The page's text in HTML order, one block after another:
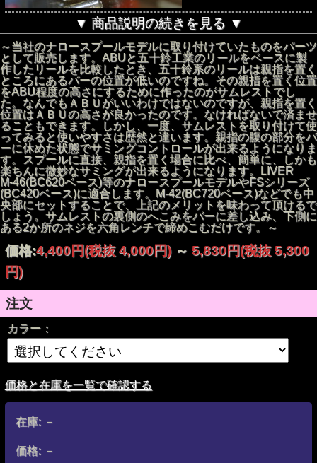
左画像サムレスト装着前、右画像サムレスト装着図 ※参考
リール Isuzu co. BC-620SSS
ブライトリバー オリジナルリールパーツ・サムレスト
30.5㍉ｘ12.0㍉
細かい糸筋柄が施されたミリオン（百万）スレッド（糸）
verも追加登場
▼ 商品説明の続きを見る ▼
～当社のナロースプールモデルに取り付けていたものをパーツ
として販売します。ABUと五十鈴工業のリールをベースに製
作したリールを比較したとき、五十鈴系のリールは親指を置く
ところにあるバーの位置が低いのですね。その親指を置く位置
をABU程度の高さにするために作ったのがサムレストでし
た。なんでもＡＢＵがいいわけではないのですが、親指を置く
位置はＡＢＵの高さが良かったのです。なければないで済ませ
ることもできます。しかし、一度、サムレストを取り付けて使
ってみると使いやすさは歴然と違います。親指の腹の部分をバ
ーに休めた状態でサミングコントロールが出来るようになりま
す。スプールに直接、親指を置く場合に比べ、簡単に、しかも
楽ちんに微妙なサミングが出来るようになります。LIVER
M-46(BC620ベース)等のナロースプールモデルやFSシリーズ
(BC420ベース)に適合します。M-42(BC720ベース)などでも中
央部にセットすることで、上記のメリットを味わって頂けるで
しょう。サムレストの裏側のへこみをバーに差し込み、下側に
ある2か所のネジを六角レンチで締めこむだけです。～
価格:4,400円(税抜 4,000円) ～ 5,830円(税抜 5,300
円)
注文
カラー：
価格と在庫を一覧で確認する
在庫: －
価格:－